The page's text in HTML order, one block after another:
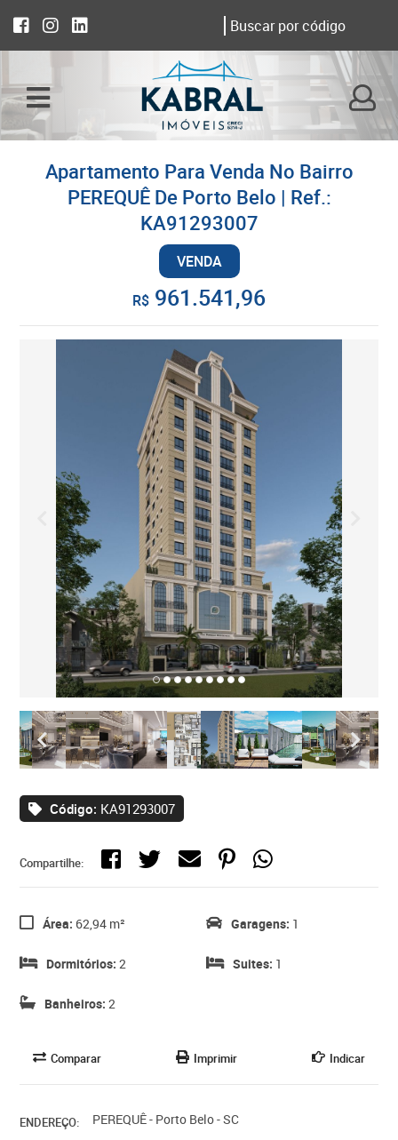
Apartamento Para Venda No Bairro
PEREQUÊ De Porto Belo | Ref.:
KA91293007
VENDA
R$ 961.541,96
Código: KA91293007
Compartilhe:
Área: 62,94 m²
Dormitórios: 2
Banheiros: 2
Garagens: 1
Suites: 1
Comparar Imprimir Indicar
ENDEREÇO: PEREQUÊ - Porto Belo - SC